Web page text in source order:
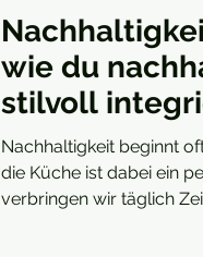
wie du
stilvoll
Nachhaltigkeit beginnt
die Küche ist dabei ein
verbringen wir täglich